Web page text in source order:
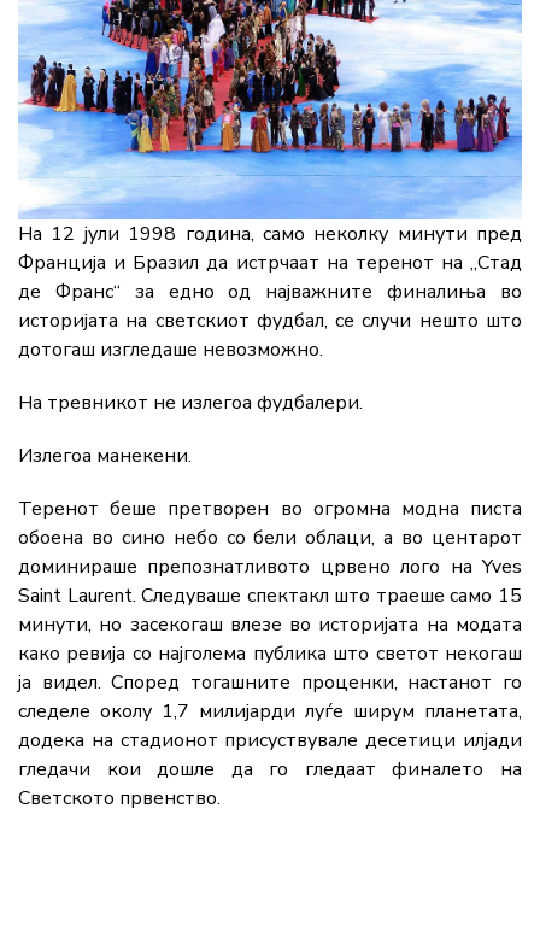
На 12 јули 1998 година, само неколку минути пред
Франција и Бразил да истрчаат на теренот на „Стад
де Франс“ за едно од најважните финалиња во
историјата на светскиот фудбал, се случи нешто што
дотогаш изгледаше невозможно.
На тревникот не излегоа фудбалери.
Излегоа манекени.
Теренот беше претворен во огромна модна писта
обоена во сино небо со бели облаци, а во центарот
доминираше препознатливото црвено лого на Yves
Saint Laurent. Следуваше спектакл што траеше само 15
минути, но засекогаш влезе во историјата на модата
како ревија со најголема публика што светот некогаш
ја видел. Според тогашните проценки, настанот го
следеле околу 1,7 милијарди луѓе ширум планетата,
додека на стадионот присуствувале десетици илјади
гледачи кои дошле да го гледаат финалето на
Светското првенство.